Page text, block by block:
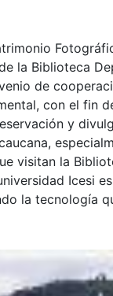
la Biblioteca
de
con el fin
y
visitan la
Icesi
la tecnología